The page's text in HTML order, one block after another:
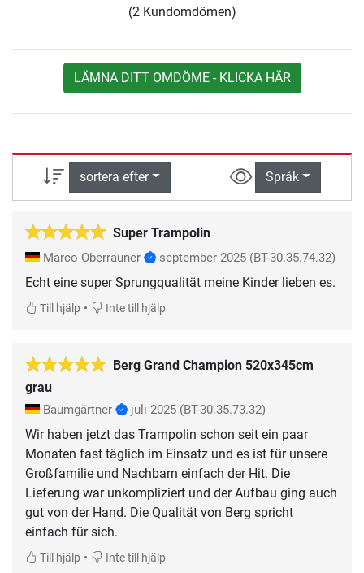
(2 Kundomdömen)
LÄMNA DITT OMDÖME - KLICKA HÄR
sortera efter Språk
Super Trampolin
Marco Oberrauner september 2025 (BT-30.35.74.32)
Echt eine super Sprungqualität meine Kinder lieben es.
Till hjälp • Inte till hjälp
Berg Grand Champion 520x345cm
grau
Baumgärtner juli 2025 (BT-30.35.73.32)
Wir haben jetzt das Trampolin schon seit ein paar
Monaten fast täglich im Einsatz und es ist für unsere
Großfamilie und Nachbarn einfach der Hit. Die
Lieferung war unkompliziert und der Aufbau ging auch
gut von der Hand. Die Qualität von Berg spricht
einfach für sich.
Till hjälp • Inte till hjälp